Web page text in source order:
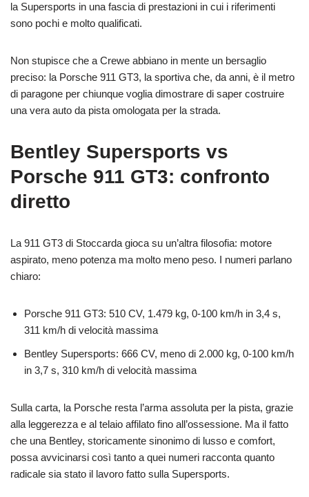
la Supersports in una fascia di prestazioni in cui i riferimenti
sono pochi e molto qualificati.
Non stupisce che a Crewe abbiano in mente un bersaglio
preciso: la Porsche 911 GT3, la sportiva che, da anni, è il metro
di paragone per chiunque voglia dimostrare di saper costruire
una vera auto da pista omologata per la strada.
Bentley Supersports vs
Porsche 911 GT3: confronto
diretto
La 911 GT3 di Stoccarda gioca su un’altra filosofia: motore
aspirato, meno potenza ma molto meno peso. I numeri parlano
chiaro:
Porsche 911 GT3: 510 CV, 1.479 kg, 0-100 km/h in 3,4 s,
311 km/h di velocità massima
Bentley Supersports: 666 CV, meno di 2.000 kg, 0-100 km/h
in 3,7 s, 310 km/h di velocità massima
Sulla carta, la Porsche resta l’arma assoluta per la pista, grazie
alla leggerezza e al telaio affilato fino all’ossessione. Ma il fatto
che una Bentley, storicamente sinonimo di lusso e comfort,
possa avvicinarsi così tanto a quei numeri racconta quanto
radicale sia stato il lavoro fatto sulla Supersports.